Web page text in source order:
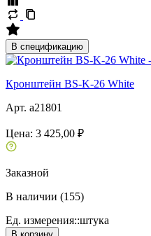
В спецификацию
Кронштейн BS-K-26 White
Арт. a21801
Цена: 3 425,00 ₽
Заказной
В наличии (155)
Ед. измерения::штука